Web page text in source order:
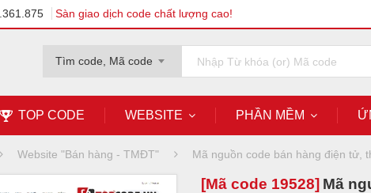
Sàn giao dịch code chất lượng cao!
Tìm code, Mã code
TOP CODE WEBSITE PHẦN MỀM
Website "Bán hàng - TMĐT" Mã nguồn code bán hàng điện tử,
[Mã code 19528] Mã